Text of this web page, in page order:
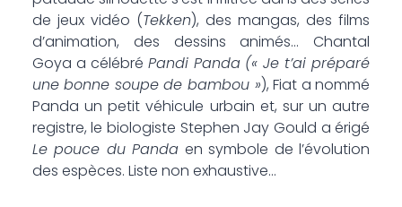
de jeux vidéo (Tekken), des mangas, des films
d’animation, des dessins animés… Chantal
Goya a célébré Pandi Panda (« Je t’ai préparé
une bonne soupe de bambou »), Fiat a nommé
Panda un petit véhicule urbain et, sur un autre
registre, le biologiste Stephen Jay Gould a érigé
Le pouce du Panda en symbole de l’évolution
des espèces. Liste non exhaustive…